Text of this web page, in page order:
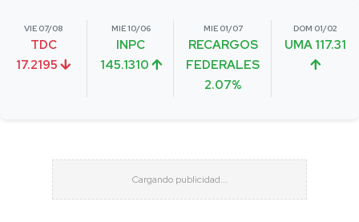
VIE 07/08
TDC
17.2195
MIE 10/06
INPC
145.1310
MIE 01/07
RECARGOS
FEDERALES
2.07%
DOM 01/02
UMA 117.31